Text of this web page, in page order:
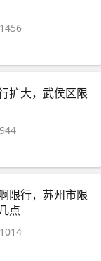
1456
扩大，武侯区限
944
限行，苏州市限
点
1014